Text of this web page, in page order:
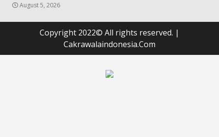
August 5, 2026
Copyright 2022© All rights reserved. |
Cakrawalaindonesia.Com